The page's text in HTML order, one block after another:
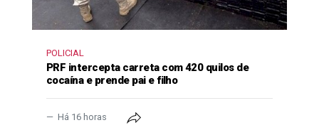
POLICIAL
PRF intercepta carreta com 420 quilos de
cocaína e prende pai e filho
Há 16 horas